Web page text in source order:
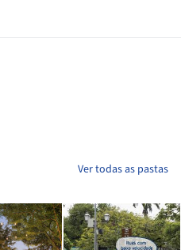
Ver todas as pastas